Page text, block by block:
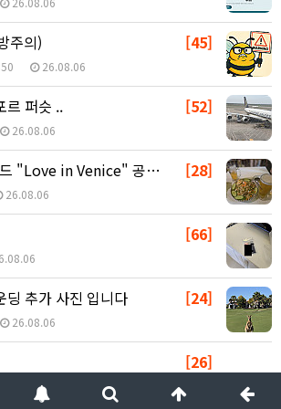
[45]
주의)
26.08.06
[52]
르 퍼슷 ..
26.08.06
[28]
드 "Love in Venice" 공…
26.08.06
[66]
[24]
딩 추가 사진 입니다
26.08.06
[26]
26.08.06